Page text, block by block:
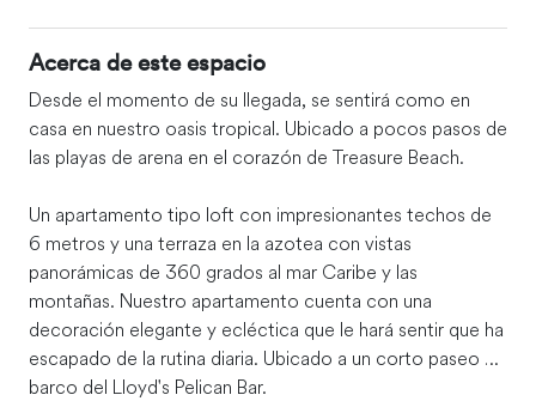
Acerca de este espacio
Desde el momento de su llegada, se sentirá como en
casa en nuestro oasis tropical. Ubicado a pocos pasos de
las playas de arena en el corazón de Treasure Beach.
Un apartamento tipo loft con impresionantes techos de
6 metros y una terraza en la azotea con vistas
panorámicas de 360 grados al mar Caribe y las
montañas. Nuestro apartamento cuenta con una
decoración elegante y ecléctica que le hará sentir que ha
escapado de la rutina diaria. Ubicado a un corto paseo en
barco del Lloyd's Pelican Bar.